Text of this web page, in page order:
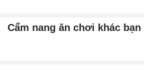
Cẩm nang ăn chơi khác